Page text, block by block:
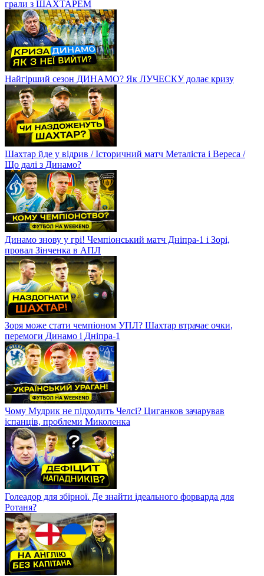
грали з ШАХТАРЕМ
Найгірший сезон ДИНАМО? Як ЛУЧЕСКУ долає кризу
Шахтар йде у відрив / Історичний матч Металіста і Вереса /
Що далі з Динамо?
Динамо знову у грі! Чемпіонський матч Дніпра-1 і Зорі,
провал Зінченка в АПЛ
Зоря може стати чемпіоном УПЛ? Шахтар втрачає очки,
перемоги Динамо і Дніпра-1
Чому Мудрик не підходить Челсі? Циганков зачарував
іспанців, проблеми Миколенка
Голеадор для збірної. Де знайти ідеального форварда для
Ротаня?